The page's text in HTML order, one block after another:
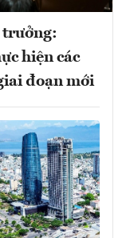
trưởng:
hiện các
đoạn mới